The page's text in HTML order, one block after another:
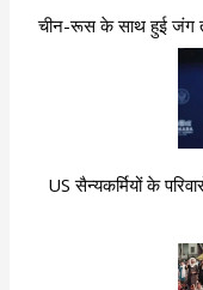
चीन-रूस के साथ हुई जंग
US सैन्यकर्मियों के